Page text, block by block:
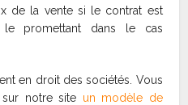
de la vente si le contrat est
promettant dans le cas
en droit des sociétés. Vous
sur notre site un modèle de